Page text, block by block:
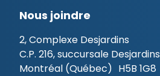
Nous joindre
2, Complexe Desjardins
C.P. 216, succursale Desjardins
Montréal (Québec) H5B 1G8